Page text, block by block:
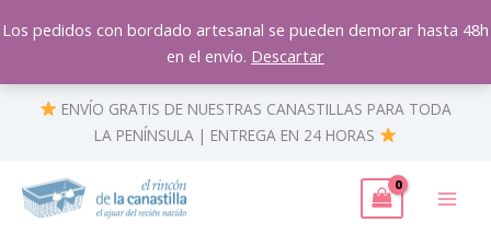
Los pedidos con bordado artesanal se pueden demorar hasta 48h
en el envío. Descartar
al
ENVÍO GRATIS DE NUESTRAS CANASTILLAS PARA TODA
LA PENÍNSULA | ENTREGA EN 24 HORAS